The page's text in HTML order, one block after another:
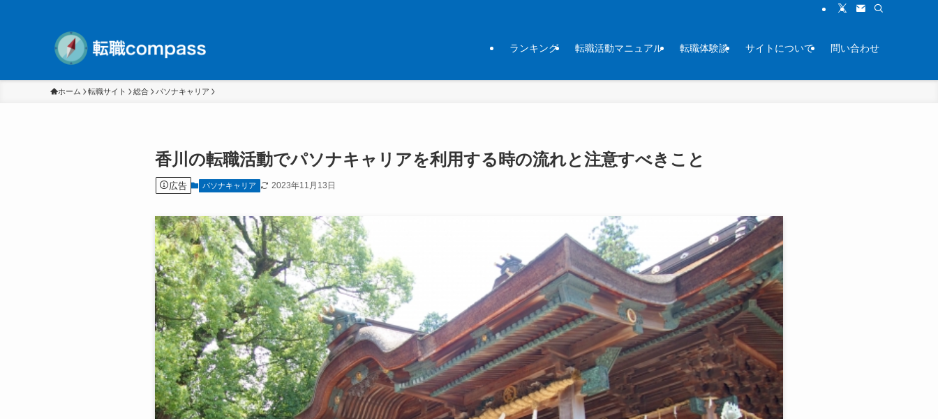
ランキング 転職活動マニュアル 転職体験談 サイトについて 問い合わせ
ホーム 転職サイト 総合 パソナキャリア
香川の転職活動でパソナキャリアを利用する時の流れと注意すべきこと
広告 パソナキャリア 2023年11月13日